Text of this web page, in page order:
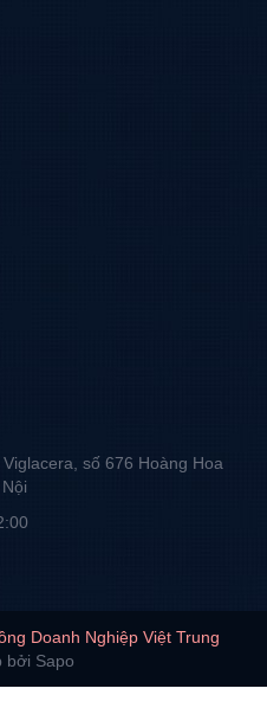
số 676 Hoàng Hoa
Doanh Nghiệp Việt Trung
bởi Sapo